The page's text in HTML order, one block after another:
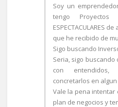
Soy un
tengo Proyectos
ESPECTACULARES
que he recibido de
Sigo buscando
Seria, sigo
con
concretarlos en
Vale la pena intentar
plan de negocios y